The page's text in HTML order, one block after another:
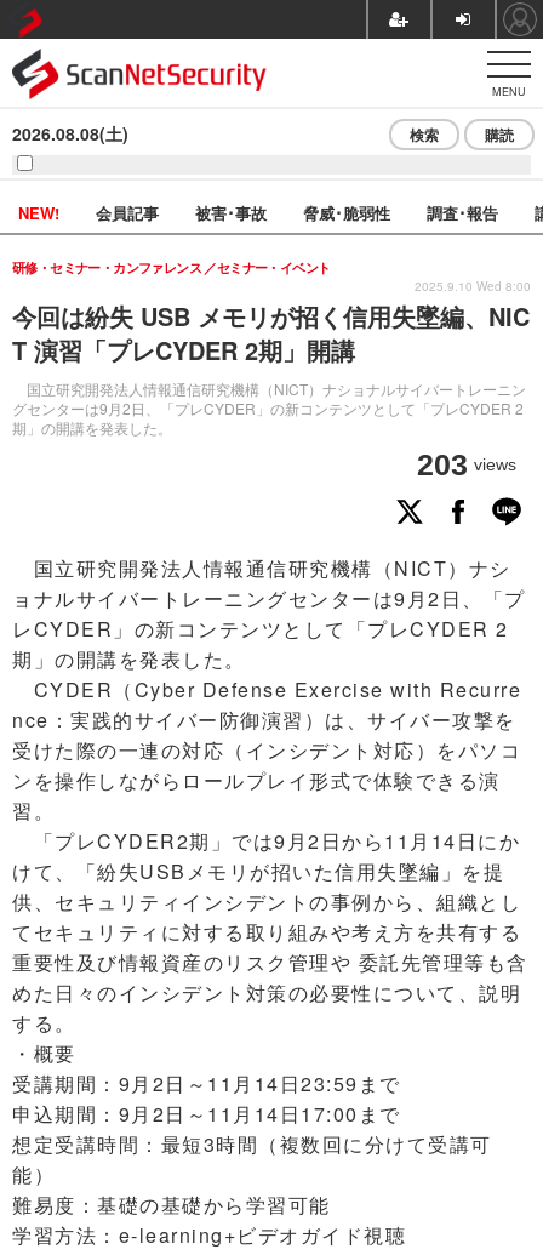
MENU
2026.08.08(土) 検索 購読
NEW! 会員記事 被害･事故 脅威･脆弱性 調査･報告
今回は紛失 USB メモリが招く信用失墜編、NIC
T 演習「プレCYDER 2期」開講
国立研究開発法人情報通信研究機構（NICT）ナショナルサイバートレーニン
グセンターは9月2日、「プレCYDER」の新コンテンツとして「プレCYDER 2
期」の開講を発表した。
研修・セミナー・カンファレンス セミナー・イベント
203 views
2025.9.10 Wed 8:00
国立研究開発法人情報通信研究機構（NICT）ナシ
ョナルサイバートレーニングセンターは9月2日、「プ
レCYDER」の新コンテンツとして「プレCYDER 2
期」の開講を発表した。
CYDER（Cyber Defense Exercise with Recurre
nce：実践的サイバー防御演習）は、サイバー攻撃を
受けた際の一連の対応（インシデント対応）をパソコ
ンを操作しながらロールプレイ形式で体験できる演
習。
「プレCYDER2期」では9月2日から11月14日にか
けて、「紛失USBメモリが招いた信用失墜編」を提
供、セキュリティインシデントの事例から、組織とし
てセキュリティに対する取り組みや考え方を共有する
重要性及び情報資産のリスク管理や 委託先管理等も含
めた日々のインシデント対策の必要性について、説明
する。
・概要
受講期間：9月2日～11月14日23:59まで
申込期間：9月2日～11月14日17:00まで
想定受講時間：最短3時間（複数回に分けて受講可
能）
難易度：基礎の基礎から学習可能
学習方法：e-learning+ビデオガイド視聴